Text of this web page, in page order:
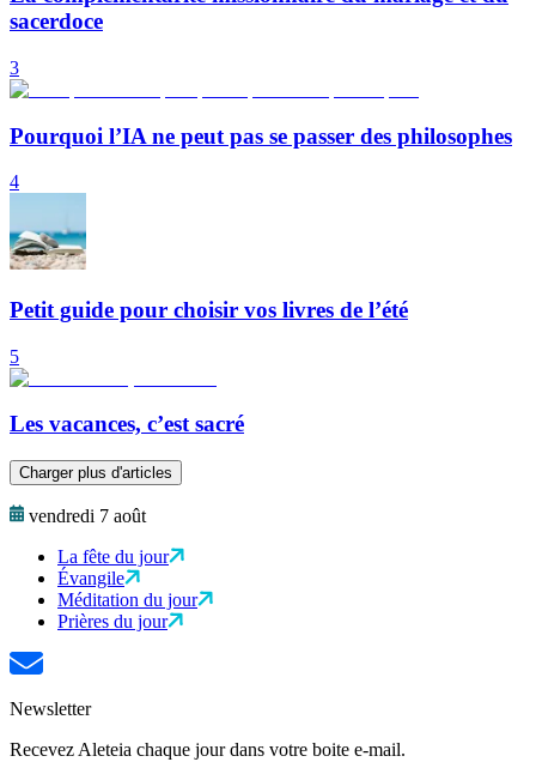
sacerdoce
3
Pourquoi l’IA ne peut pas se passer des philosophes
4
Petit guide pour choisir vos livres de l’été
5
Les vacances, c’est sacré
Charger plus d'articles
vendredi 7 août
La fête du jour
Évangile
Méditation du jour
Prières du jour
Newsletter
Recevez Aleteia chaque jour dans votre boite e-mail.